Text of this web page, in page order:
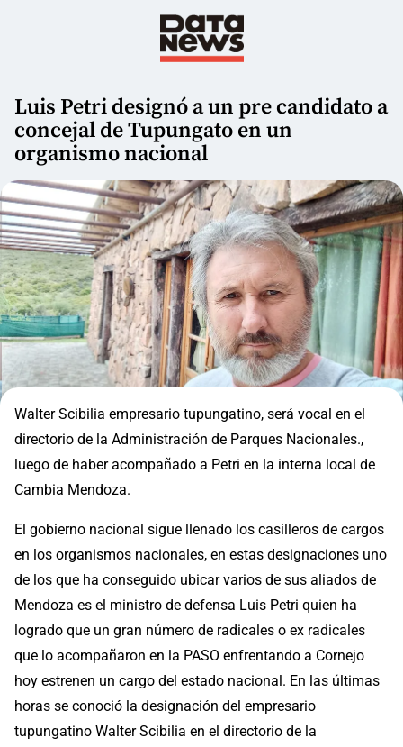
Luis Petri designó a un pre candidato a
concejal de Tupungato en un
organismo nacional
Walter Scibilia empresario tupungatino, será vocal en el
directorio de la Administración de Parques Nacionales.,
luego de haber acompañado a Petri en la interna local de
Cambia Mendoza.
El gobierno nacional sigue llenado los casilleros de cargos
en los organismos nacionales, en estas designaciones uno
de los que ha conseguido ubicar varios de sus aliados de
Mendoza es el ministro de defensa Luis Petri quien ha
logrado que un gran número de radicales o ex radicales
que lo acompañaron en la PASO enfrentando a Cornejo
hoy estrenen un cargo del estado nacional. En las últimas
horas se conoció la designación del empresario
tupungatino Walter Scibilia en el directorio de la